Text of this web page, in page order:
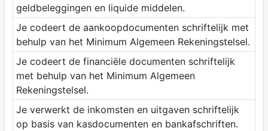
geldbeleggingen en liquide middelen.
Je codeert de aankoopdocumenten schriftelijk met
behulp van het Minimum Algemeen Rekeningstelsel.
Je codeert de financiële documenten schriftelijk
met behulp van het Minimum Algemeen
Rekeningstelsel.
Je verwerkt de inkomsten en uitgaven schriftelijk
op basis van kasdocumenten en bankafschriften.